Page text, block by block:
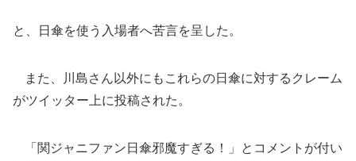
と、日傘を使う入場者へ苦言を呈した。
また、川島さん以外にもこれらの日傘に対するクレーム
がツイッター上に投稿された。
「関ジャニファン日傘邪魔すぎる！」とコメントが付い